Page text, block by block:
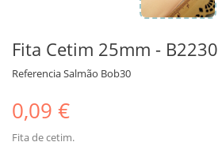
Fita Cetim 25mm - B2230
ReferenciaSalmão Bob30
0,09 €
Fita de cetim.